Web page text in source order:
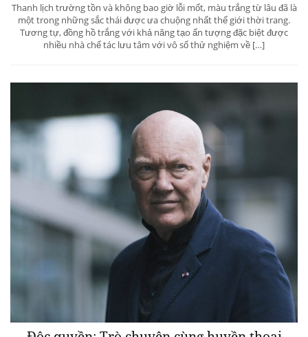
Thanh lịch trường tồn và không bao giờ lỗi mốt, màu trắng từ lâu đã là
một trong những sắc thái được ưa chuộng nhất thế giới thời trang.
Tương tự, đồng hồ trắng với khả năng tạo ấn tượng đặc biệt được
nhiều nhà chế tác lưu tâm với vô số thử nghiệm về […]